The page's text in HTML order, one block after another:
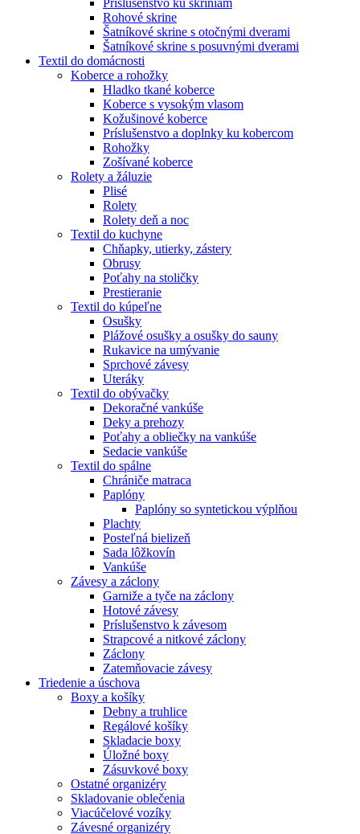
Rohové skrine
Šatníkové skrine s otočnými dverami
Šatníkové skrine s posuvnými dverami
Textil do domácnosti
Koberce a rohožky
Hladko tkané koberce
Koberce s vysokým vlasom
Kožušinové koberce
Príslušenstvo a doplnky ku kobercom
Rohožky
Zošívané koberce
Rolety a žáluzie
Plisé
Rolety
Rolety deň a noc
Textil do kuchyne
Chňapky, utierky, zástery
Obrusy
Poťahy na stoličky
Prestieranie
Textil do kúpeľne
Osušky
Plážové osušky a osušky do sauny
Rukavice na umývanie
Sprchové závesy
Uteráky
Textil do obývačky
Dekoračné vankúše
Deky a prehozy
Poťahy a obliečky na vankúše
Sedacie vankúše
Textil do spálne
Chrániče matraca
Paplóny
Paplóny so syntetickou výplňou
Plachty
Posteľná bielizeň
Sada lôžkovín
Vankúše
Závesy a záclony
Garniže a tyče na záclony
Hotové závesy
Príslušenstvo k závesom
Strapcové a nitkové záclony
Záclony
Zatemňovacie závesy
Triedenie a úschova
Boxy a košíky
Debny a truhlice
Regálové košíky
Skladacie boxy
Úložné boxy
Zásuvkové boxy
Ostatné organizéry
Skladovanie oblečenia
Viacúčelové vozíky
Závesné organizéry